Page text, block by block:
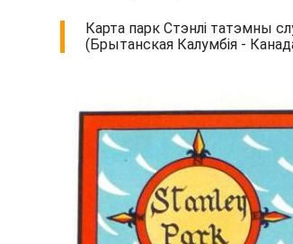
Карта парк Стэнлі татэмны
(Брытанская Калумбія -